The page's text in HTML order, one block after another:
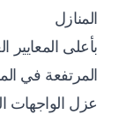
المنازل
بأعلى المعايير
المرتفعة في
عزل الواجهات